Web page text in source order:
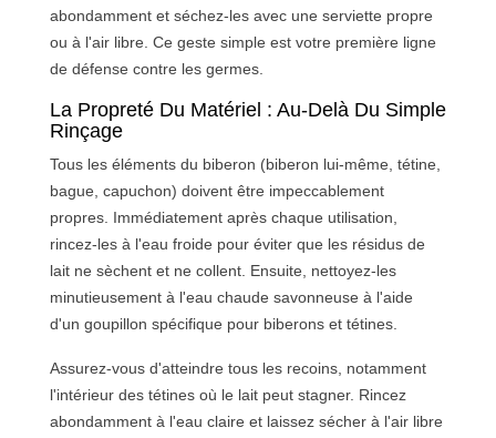
abondamment et séchez-les avec une serviette propre
ou à l'air libre. Ce geste simple est votre première ligne
de défense contre les germes.
La Propreté Du Matériel : Au-Delà Du Simple
Rinçage
Tous les éléments du biberon (biberon lui-même, tétine,
bague, capuchon) doivent être impeccablement
propres. Immédiatement après chaque utilisation,
rincez-les à l'eau froide pour éviter que les résidus de
lait ne sèchent et ne collent. Ensuite, nettoyez-les
minutieusement à l'eau chaude savonneuse à l'aide
d'un goupillon spécifique pour biberons et tétines.
Assurez-vous d'atteindre tous les recoins, notamment
l'intérieur des tétines où le lait peut stagner. Rincez
abondamment à l'eau claire et laissez sécher à l'air libre